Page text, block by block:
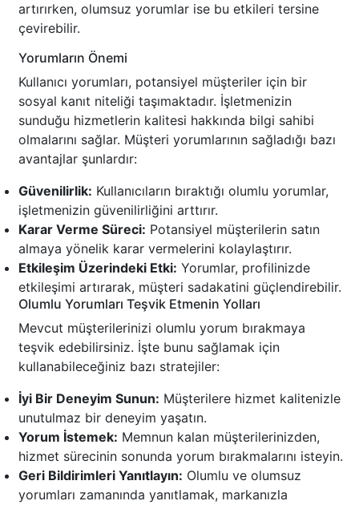
artırırken, olumsuz yorumlar ise bu etkileri tersine
çevirebilir.
Yorumların Önemi
Kullanıcı yorumları, potansiyel müşteriler için bir
sosyal kanıt niteliği taşımaktadır. İşletmenizin
sunduğu hizmetlerin kalitesi hakkında bilgi sahibi
olmalarını sağlar. Müşteri yorumlarının sağladığı bazı
avantajlar şunlardır:
Güvenilirlik: Kullanıcıların bıraktığı olumlu yorumlar,
işletmenizin güvenilirliğini arttırır.
Karar Verme Süreci: Potansiyel müşterilerin satın
almaya yönelik karar vermelerini kolaylaştırır.
Etkileşim Üzerindeki Etki: Yorumlar, profilinizde
etkileşimi artırarak, müşteri sadakatini güçlendirebilir.
Olumlu Yorumları Teşvik Etmenin Yolları
Mevcut müşterilerinizi olumlu yorum bırakmaya
teşvik edebilirsiniz. İşte bunu sağlamak için
kullanabileceğiniz bazı stratejiler:
İyi Bir Deneyim Sunun: Müşterilere hizmet kalitenizle
unutulmaz bir deneyim yaşatın.
Yorum İstemek: Memnun kalan müşterilerinizden,
hizmet sürecinin sonunda yorum bırakmalarını isteyin.
Geri Bildirimleri Yanıtlayın: Olumlu ve olumsuz
yorumları zamanında yanıtlamak, markanızla